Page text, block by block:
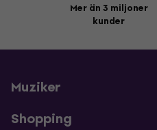
Mer än 3 miljoner
kunder
Muziker
Shopping